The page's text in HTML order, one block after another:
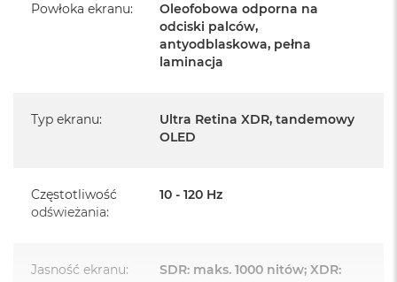
Informacje o produkcie:
Posiada pełną, 12 miesięczną gwarancję
serwisowym Apple na terenie całego świata.
Posiada system operacyjny iPadOS w języku
Powłoka ekranu:
Oleofobowa odporna na
odciski palców,
antyodblaskowa, pełna
laminacja
Typ ekranu:
Ultra Retina XDR, tandemowy
OLED
Częstotliwość
odświeżania:
10 - 120 Hz
Jasność ekranu:
SDR: maks. 1000 nitów; XDR: